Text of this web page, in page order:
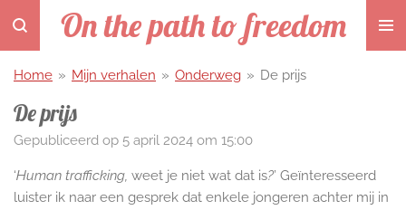
Ga
de
hoofdinhoud
On the path to freedom
Home » Mijn verhalen » Onderweg » De prijs
De prijs
Gepubliceerd op 5 april 2024 om 15:00
‘Human trafficking, weet je niet wat dat is?’ Geïnteresseerd
luister ik naar een gesprek dat enkele jongeren achter mij in